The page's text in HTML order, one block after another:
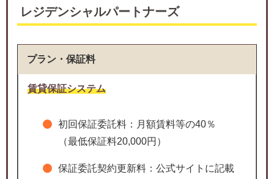
レジデンシャルパートナーズ
プラン・保証料
賃貸保証システム
初回保証委託料：月額賃料等の40％
（最低保証料20,000円）
保証委託契約更新料：公式サイトに記載